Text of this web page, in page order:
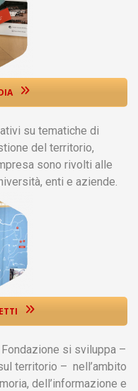
su tematiche di
del territorio,
sono rivolti alle
enti e aziende.
si sviluppa –
territorio – nell’ambito
dell’informazione e